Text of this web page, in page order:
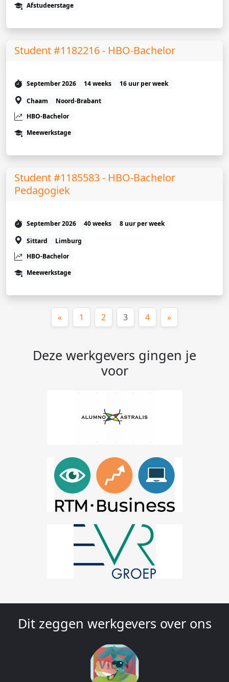
Afstudeerstage
Student #1182216 - HBO-Bachelor
September 2026 14 weeks
16 uur per week
Chaam
Noord-Brabant
HBO-Bachelor
Meewerkstage
Student #1185583 - HBO-Bachelor
Pedagogiek
September 2026 40 weeks
8 uur per week
Sittard
Limburg
HBO-Bachelor
Meewerkstage
« 1 2 3(huidige)
4 »
Deze werkgevers gingen je
voor
Dit zeggen werkgevers over ons